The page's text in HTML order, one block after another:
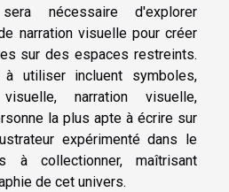
nécessaire d'explorer
narration visuelle pour créer
sur des espaces restreints.
utiliser incluent symboles,
narration visuelle,
la plus apte à écrire sur
expérimenté dans le
à collectionner, maîtrisant
de cet univers.